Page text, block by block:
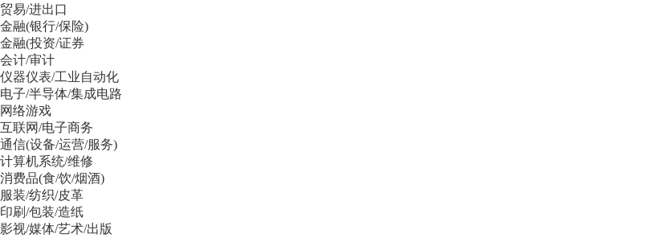
贸易/进出口
金融(银行/保险)
金融(投资/证券
会计/审计
仪器仪表/工业自动化
电子/半导体/集成电路
网络游戏
互联网/电子商务
通信(设备/运营/服务)
计算机系统/维修
消费品(食/饮/烟酒)
服装/纺织/皮革
印刷/包装/造纸
影视/媒体/艺术/出版